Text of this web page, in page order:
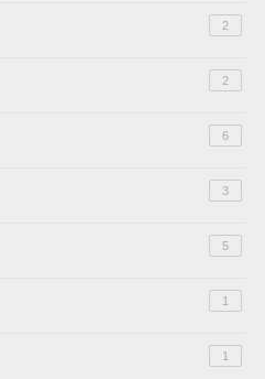
2
2
6
3
5
1
1